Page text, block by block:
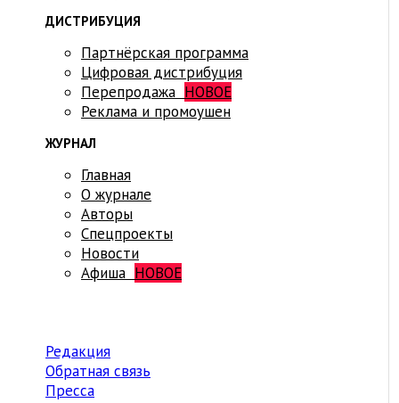
ДИСТРИБУЦИЯ
Партнёрская программа
Цифровая дистрибуция
Перепродажа НОВОЕ
Реклама и промоушен
ЖУРНАЛ
Главная
О журнале
Авторы
Спецпроекты
Новости
Афиша НОВОЕ
Редакция
Обратная связь
Пресса